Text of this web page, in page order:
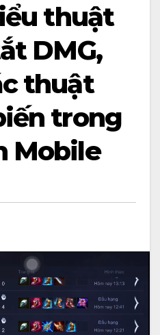
thuật
DMG,
thuật
trong
Mobile